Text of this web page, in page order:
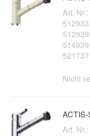
Art.
521737
Nicht
ACTIS-
Art.